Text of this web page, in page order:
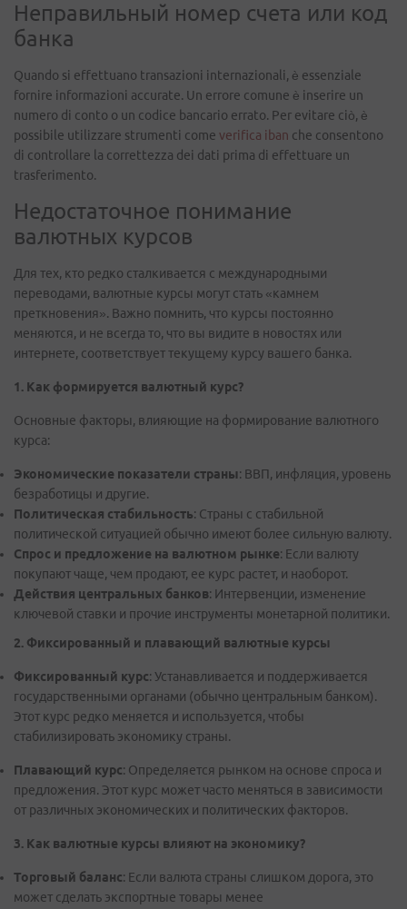
Неправильный номер счета или код
банка
Quando si effettuano transazioni internazionali, è essenziale
fornire informazioni accurate. Un errore comune è inserire un
numero di conto o un codice bancario errato. Per evitare ciò, è
possibile utilizzare strumenti come verifica iban che consentono
di controllare la correttezza dei dati prima di effettuare un
trasferimento.
Недостаточное понимание
валютных курсов
Для тех, кто редко сталкивается с международными
переводами, валютные курсы могут стать «камнем
преткновения». Важно помнить, что курсы постоянно
меняются, и не всегда то, что вы видите в новостях или
интернете, соответствует текущему курсу вашего банка.
1. Как формируется валютный курс?
Основные факторы, влияющие на формирование валютного
курса:
Экономические показатели страны: ВВП, инфляция, уровень
безработицы и другие.
Политическая стабильность: Страны с стабильной
политической ситуацией обычно имеют более сильную валюту.
Спрос и предложение на валютном рынке: Если валюту
покупают чаще, чем продают, ее курс растет, и наоборот.
Действия центральных банков: Интервенции, изменение
ключевой ставки и прочие инструменты монетарной политики.
2. Фиксированный и плавающий валютные курсы
Фиксированный курс: Устанавливается и поддерживается
государственными органами (обычно центральным банком).
Этот курс редко меняется и используется, чтобы
стабилизировать экономику страны.
Плавающий курс: Определяется рынком на основе спроса и
предложения. Этот курс может часто меняться в зависимости
от различных экономических и политических факторов.
3. Как валютные курсы влияют на экономику?
Торговый баланс: Если валюта страны слишком дорога, это
может сделать экспортные товары менее